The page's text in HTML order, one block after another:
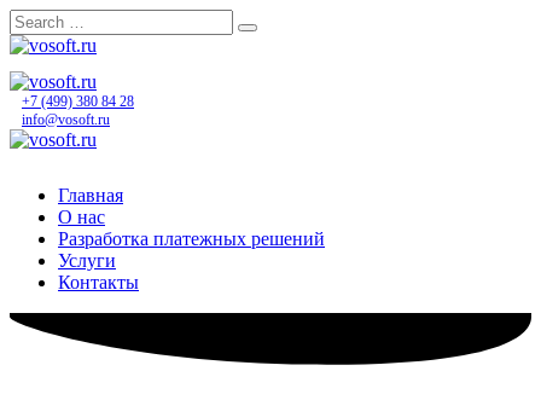
Skip
to
+7 (499) 380 84 28
info@vosoft.ru
Главная
О нас
Разработка платежных решений
Услуги
Контакты